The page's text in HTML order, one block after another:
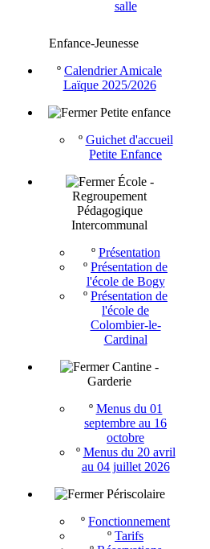
salle
Enfance-Jeunesse
º Calendrier Amicale
Laïque 2025/2026
Petite enfance
º Guichet d'accueil
Petite Enfance
École -
Regroupement
Pédagogique
Intercommunal
º Présentation
º Présentation de
l'école de Bogy
º Présentation de
l'école de
Colombier-le-
Cardinal
Cantine -
Garderie
º Menus du 01
septembre au 16
octobre
º Menus du 20 avril
au 04 juillet 2026
Périscolaire
º Fonctionnement
º Tarifs